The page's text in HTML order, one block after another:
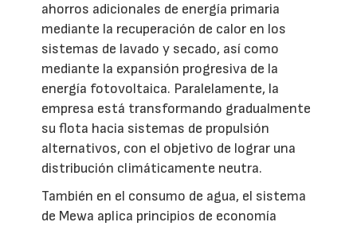
ahorros adicionales de energía primaria
mediante la recuperación de calor en los
sistemas de lavado y secado, así como
mediante la expansión progresiva de la
energía fotovoltaica. Paralelamente, la
empresa está transformando gradualmente
su flota hacia sistemas de propulsión
alternativos, con el objetivo de lograr una
distribución climáticamente neutra.
También en el consumo de agua, el sistema
de Mewa aplica principios de economía